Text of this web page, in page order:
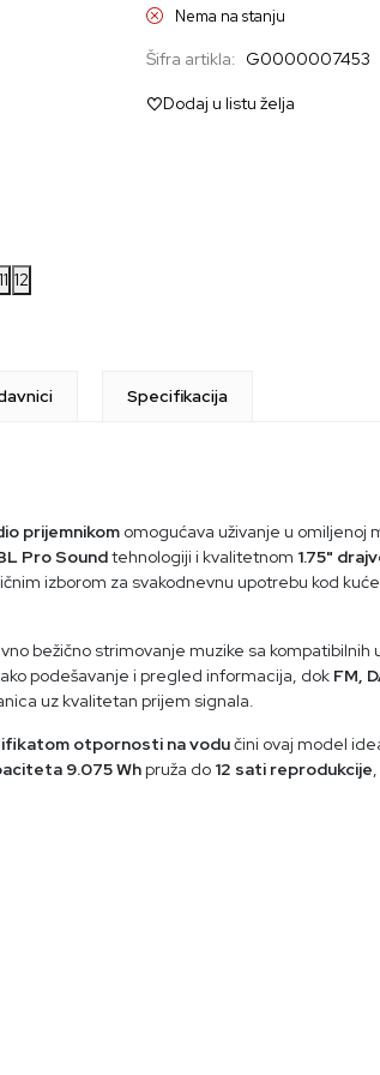
11 12
Nema na stanju
Šifra artikla: G0000007453
Dodaj u listu želja
Specifikacija
prijemnikom omogućava uživanje u omiljenoj
Pro Soundtehnologiji i kvalitetnom 1.75"
izborom za svakodnevnu upotrebu kod
bežično strimovanje muzike sa kompatibilnih
podešavanje i pregled informacija, dok FM,
uz kvalitetan prijem signala.
otpornosti na vodučini ovaj model
9.075 Wh pruža do 12 sati reprodukcije